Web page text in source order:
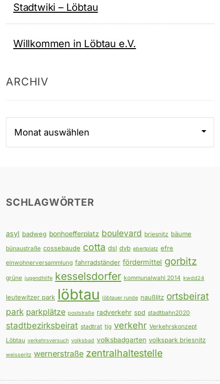
Stadtwiki – Löbtau
Willkommen in Löbtau e.V.
ARCHIV
SCHLAGWÖRTER
asyl badweg bonhoefferplatz boulevard briesnitz bäume
bünaustraße cossebaude cotta dsl dvb ebertplatz efre
einwohnerversammlung fahrradständer fördermittel gorbitz
grüne jugendhilfe kesselsdorfer kommunalwahl 2014 kwdd24
leutewitzer park löbtau löbtauer runde naußlitz ortsbeirat
park parkplätze poststraße radverkehr spd stadtbahn2020
stadtbezirksbeirat stadtrat tjg verkehr Verkehrskonzept
Löbtau verkehrsversuch volksbad volksbadgarten volkspark briesnitz
weisseritz wernerstraße zentralhaltestelle